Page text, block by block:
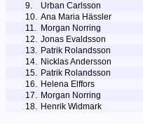
9.
Urban Carlsson
10. Ana Maria Hässler
11. Morgan Norring
12. Jonas Evaldsson
13. Patrik Rolandsson
14. Nicklas Andersson
15. Patrik Rolandsson
16. Helena Elffors
17. Morgan Norring
18. Henrik Widmark